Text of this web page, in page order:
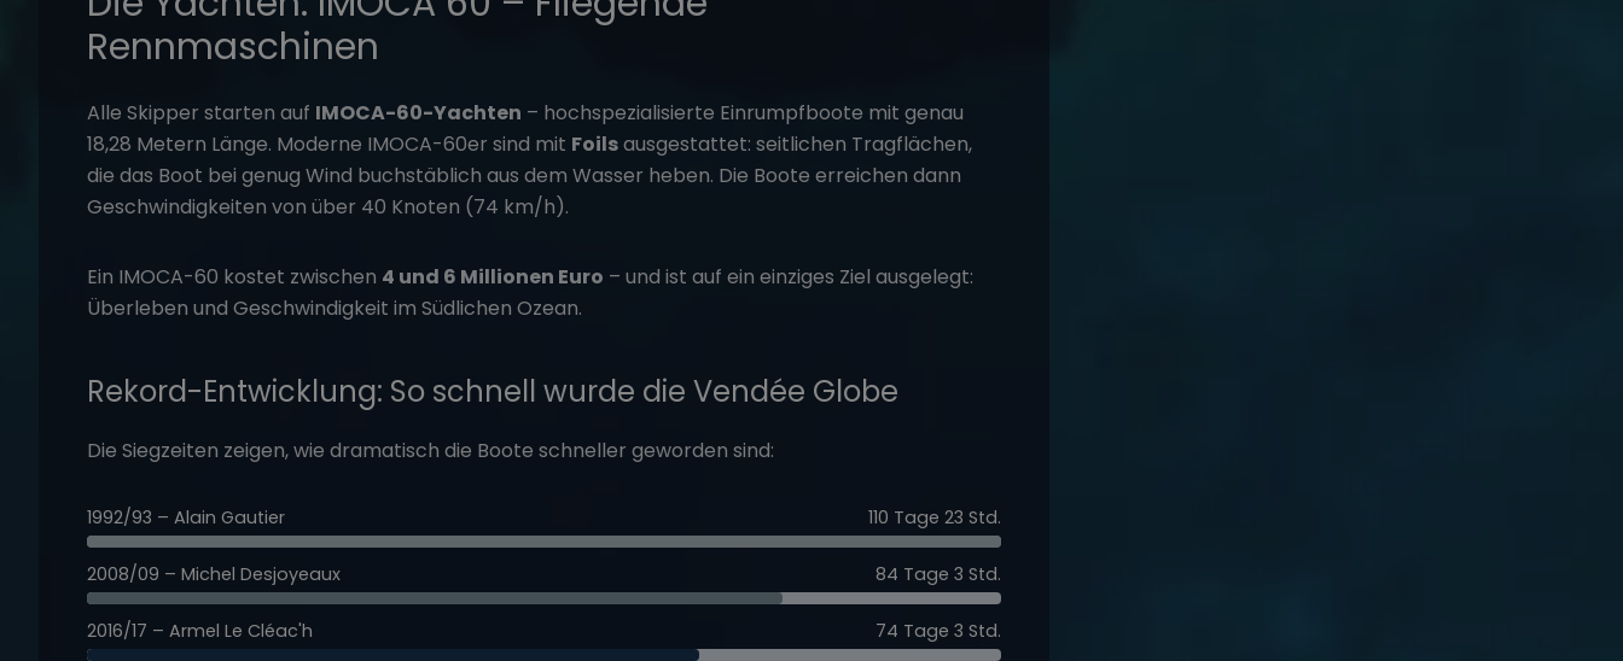
Rennmaschinen
Alle Skipper starten auf IMOCA-60-Yachten – hochspezialisierte Einrumpfboote mit genau
18,28 Metern Länge. Moderne IMOCA-60er sind mit Foilsausgestattet: seitlichen Tragflächen,
die das Boot bei genug Wind buchstäblich aus dem Wasser heben. Die Boote erreichen dann
Geschwindigkeiten von über 40 Knoten (74 km/h).
Ein IMOCA-60 kostet zwischen 4 und 6 Millionen Euro – und ist auf ein einziges Ziel ausgelegt:
Überleben und Geschwindigkeit im Südlichen Ozean.
Rekord-Entwicklung: So schnell wurde die Vendée Globe
Die Siegzeiten zeigen, wie dramatisch die Boote schneller geworden sind:
1992/93 – Alain Gautier 110 Tage 23 Std.
2008/09 – Michel Desjoyeaux 84 Tage 3 Std.
2016/17 – Armel Le Cléac'h 74 Tage 3 Std.